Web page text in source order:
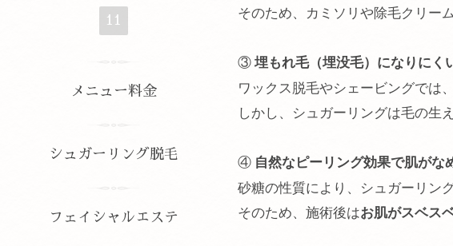
そのため、カミソリや除毛クリー
③ 埋もれ毛（埋没毛）になりにく
ワックス脱毛やシェービングでは
しかし、シュガーリングは毛の生
④ 自然なピーリング効果で肌がな
砂糖の性質により、シュガーリン
そのため、施術後はお肌がスベス
11
メニュー料金
シュガーリング脱毛
フェイシャルエステ